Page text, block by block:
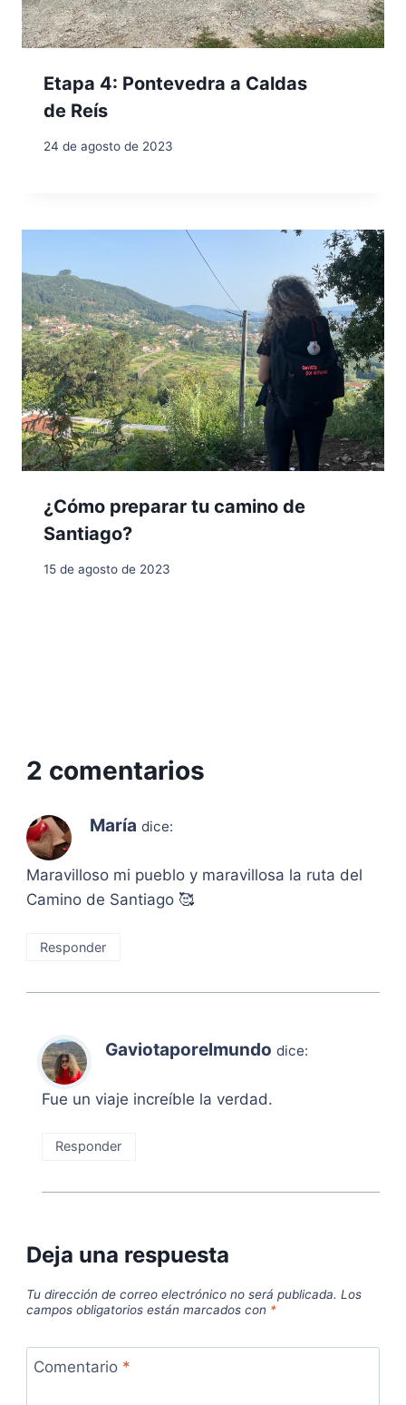
Etapa 4: Pontevedra a Caldas
de Reís
24 de agosto de 2023
¿Cómo preparar tu camino de
Santiago?
15 de agosto de 2023
2 comentarios
María dice:
Maravilloso mi pueblo y maravillosa la ruta del
Camino de Santiago 🥰
Responder
Gaviotaporelmundo dice:
Fue un viaje increíble la verdad.
Responder
Deja una respuesta
Tu dirección de correo electrónico no será publicada. Los
campos obligatorios están marcados con *
Comentario *